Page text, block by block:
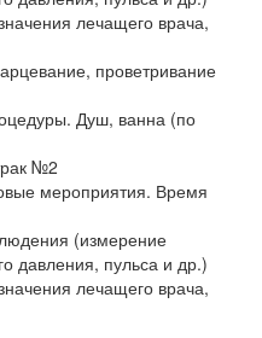
лечащего врача,
проветривание
Душ, ванна (по
№2
мероприятия. Время
(измерение
давления, пульса и др.)
лечащего врача,